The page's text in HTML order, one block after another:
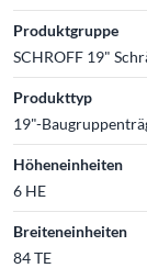
Produktgruppe
SCHROFF 19"
Produkttyp
19"-
Höheneinheiten
6 HE
Breiteneinheiten
84 TE